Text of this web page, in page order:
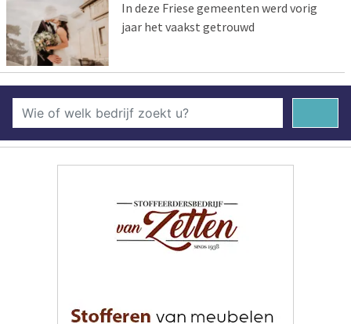
In deze Friese gemeenten werd vorig
jaar het vaakst getrouwd